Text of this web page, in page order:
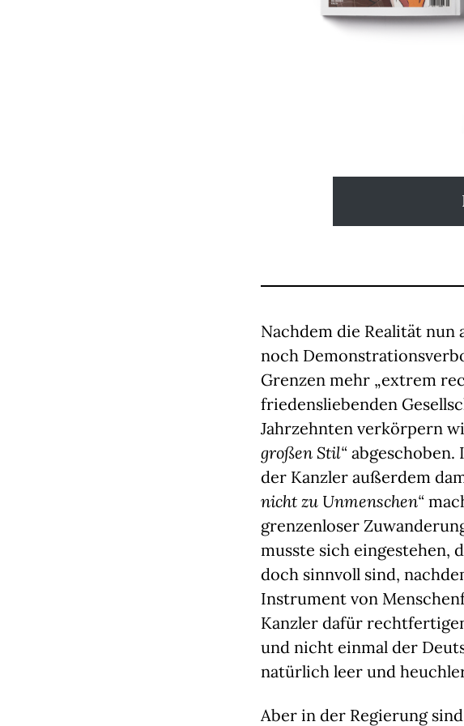
Nachdem die Realität
noch
Grenzen mehr „extrem
friedensliebenden
Jahrzehnten verkörpern
großen Stil“
der Kanzler außerdem
nicht zu Unmenschen“
grenzenloser
musste sich eingestehen,
doch sinnvoll sind,
Instrument von
Kanzler dafür
und nicht einmal der
natürlich leer und
Aber in der Regierung